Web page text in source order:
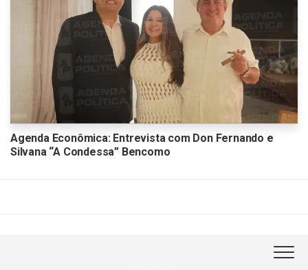
Agenda Econômica: Entrevista com Don Fernando e
Silvana “A Condessa” Bencomo